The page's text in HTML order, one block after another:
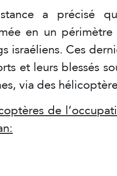
a précisé
en un
israéliens. Ces
et leurs blessés
via des
de